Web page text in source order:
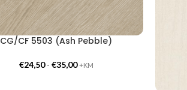
CG/CF 5503 (Ash Pebble)
€24,50- €35,00 +KM